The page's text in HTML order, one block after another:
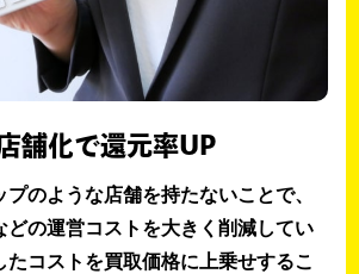
舗化で還元率UP
プのような店舗を持たないことで、
どの運営コストを大きく削減してい
たコストを買取価格に上乗せするこ